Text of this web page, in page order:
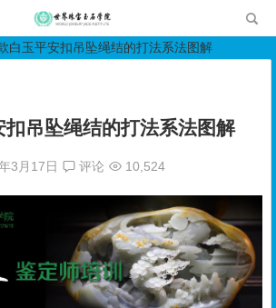
白玉平安扣吊坠绳结的打法系法图解
扣吊坠绳结的打法系法图解
3月17日 评论 10,524